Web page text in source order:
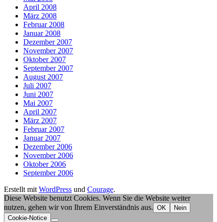
April 2008
März 2008
Februar 2008
Januar 2008
Dezember 2007
November 2007
Oktober 2007
September 2007
August 2007
Juli 2007
Juni 2007
Mai 2007
April 2007
März 2007
Februar 2007
Januar 2007
Dezember 2006
November 2006
Oktober 2006
September 2006
Erstellt mit WordPress und Courage.
Diese Website benutzt Cookies. Wenn Sie die Website weiter
nutzen, gehen wir von Ihrem Einverständnis aus. OK
Nein
Cookie-Notice